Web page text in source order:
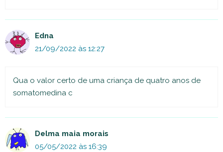
Edna
21/09/2022 às 12:27
Qua o valor certo de uma criança de quatro anos de
somatomedina c
Delma maia morais
05/05/2022 às 16:39